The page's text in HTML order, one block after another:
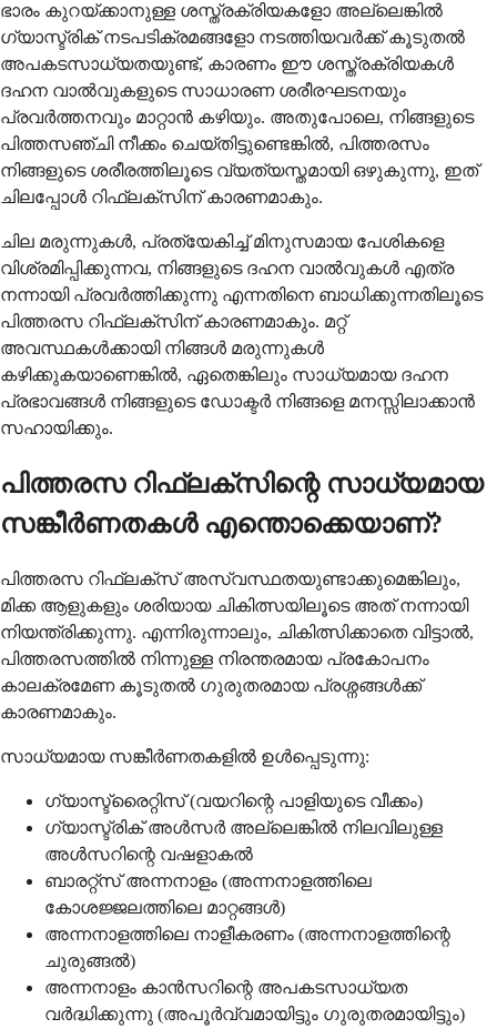
ഭാരം കുറയ്ക്കാനുള്ള ശസ്ത്രക്രിയകളോ അല്ലെങ്കിൽ
ഗ്യാസ്ട്രിക് നടപടിക്രമങ്ങളോ നടത്തിയവർക്ക് കൂടുതൽ
അപകടസാധ്യതയുണ്ട്, കാരണം ഈ ശസ്ത്രക്രിയകൾ
ദഹന വാൽവുകളുടെ സാധാരണ ശരീരഘടനയും
പ്രവർത്തനവും മാറ്റാൻ കഴിയും. അതുപോലെ, നിങ്ങളുടെ
പിത്തസഞ്ചി നീക്കം ചെയ്തിട്ടുണ്ടെങ്കിൽ, പിത്തരസം
നിങ്ങളുടെ ശരീരത്തിലൂടെ വ്യത്യസ്തമായി ഒഴുകുന്നു, ഇത്
ചിലപ്പോൾ റിഫ്ലക്സിന് കാരണമാകും.
ചില മരുന്നുകൾ, പ്രത്യേകിച്ച് മിനുസമായ പേശികളെ
വിശ്രമിപ്പിക്കുന്നവ, നിങ്ങളുടെ ദഹന വാൽവുകൾ എത്ര
നന്നായി പ്രവർത്തിക്കുന്നു എന്നതിനെ ബാധിക്കുന്നതിലൂടെ
പിത്തരസ റിഫ്ലക്സിന് കാരണമാകും. മറ്റ്
അവസ്ഥകൾക്കായി നിങ്ങൾ മരുന്നുകൾ
കഴിക്കുകയാണെങ്കിൽ, ഏതെങ്കിലും സാധ്യമായ ദഹന
പ്രഭാവങ്ങൾ നിങ്ങളുടെ ഡോക്ടർ നിങ്ങളെ മനസ്സിലാക്കാൻ
സഹായിക്കും.
പിത്തരസ റിഫ്ലക്സിന്റെ സാധ്യമായ
സങ്കീർണതകൾ എന്തൊക്കെയാണ്?
പിത്തരസ റിഫ്ലക്സ് അസ്വസ്ഥതയുണ്ടാക്കുമെങ്കിലും,
മിക്ക ആളുകളും ശരിയായ ചികിത്സയിലൂടെ അത് നന്നായി
നിയന്ത്രിക്കുന്നു. എന്നിരുന്നാലും, ചികിത്സിക്കാതെ വിട്ടാൽ,
പിത്തരസത്തിൽ നിന്നുള്ള നിരന്തരമായ പ്രകോപനം
കാലക്രമേണ കൂടുതൽ ഗുരുതരമായ പ്രശ്നങ്ങൾക്ക്
കാരണമാകും.
സാധ്യമായ സങ്കീർണതകളിൽ ഉൾപ്പെടുന്നു:
ഗ്യാസ്ട്രൈറ്റിസ് (വയറിന്റെ പാളിയുടെ വീക്കം)
ഗ്യാസ്ട്രിക് അൾസർ അല്ലെങ്കിൽ നിലവിലുള്ള
അൾസറിന്റെ വഷളാകൽ
ബാരറ്റ്സ് അന്നനാളം (അന്നനാളത്തിലെ
കോശജ്ജലത്തിലെ മാറ്റങ്ങൾ)
അന്നനാളത്തിലെ നാളീകരണം (അന്നനാളത്തിന്റെ
ചുരുങ്ങൽ)
അന്നനാളം കാൻസറിന്റെ അപകടസാധ്യത
വർദ്ധിക്കുന്നു (അപൂർവ്വമായിട്ടും ഗുരുതരമായിട്ടും)